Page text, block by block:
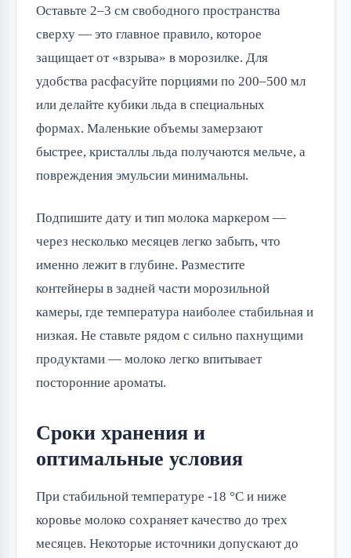
Оставьте 2–3 см свободного пространства
сверху — это главное правило, которое
защищает от «взрыва» в морозилке. Для
удобства расфасуйте порциями по 200–500 мл
или делайте кубики льда в специальных
формах. Маленькие объемы замерзают
быстрее, кристаллы льда получаются мельче, а
повреждения эмульсии минимальны.
Подпишите дату и тип молока маркером —
через несколько месяцев легко забыть, что
именно лежит в глубине. Разместите
контейнеры в задней части морозильной
камеры, где температура наиболее стабильная и
низкая. Не ставьте рядом с сильно пахнущими
продуктами — молоко легко впитывает
посторонние ароматы.
Сроки хранения и
оптимальные условия
При стабильной температуре -18 °C и ниже
коровье молоко сохраняет качество до трех
месяцев. Некоторые источники допускают до